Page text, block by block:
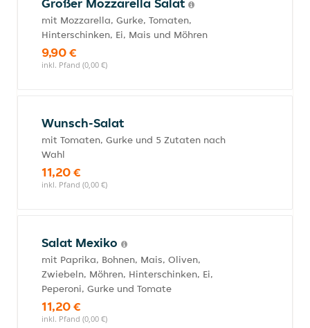
mit Mozzarella, Gurke, Tomaten,
Hinterschinken, Ei, Mais und Möhren
9,90 €
inkl. Pfand (0,00 €)
Wunsch-Salat
mit Tomaten, Gurke und 5 Zutaten nach
Wahl
11,20 €
inkl. Pfand (0,00 €)
Salat Mexiko
mit Paprika, Bohnen, Mais, Oliven,
Zwiebeln, Möhren, Hinterschinken, Ei,
Peperoni, Gurke und Tomate
11,20 €
inkl. Pfand (0,00 €)